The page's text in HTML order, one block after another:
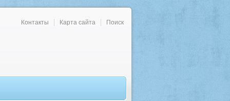
Контакты Карта сайта Поиск